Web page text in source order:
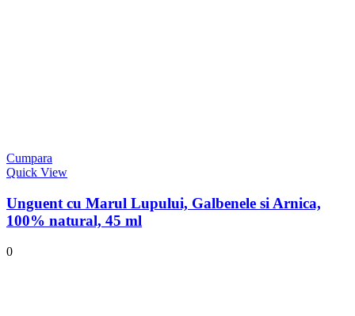
Cumpara
Quick View
Unguent cu Marul Lupului, Galbenele si Arnica,
100% natural, 45 ml
0